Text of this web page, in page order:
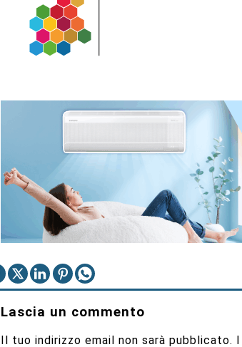
Lascia un commento
Il tuo indirizzo email non sarà pubblicato.